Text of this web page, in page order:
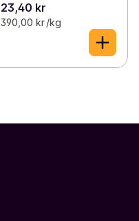
23,40 kr
390,00 kr /kg